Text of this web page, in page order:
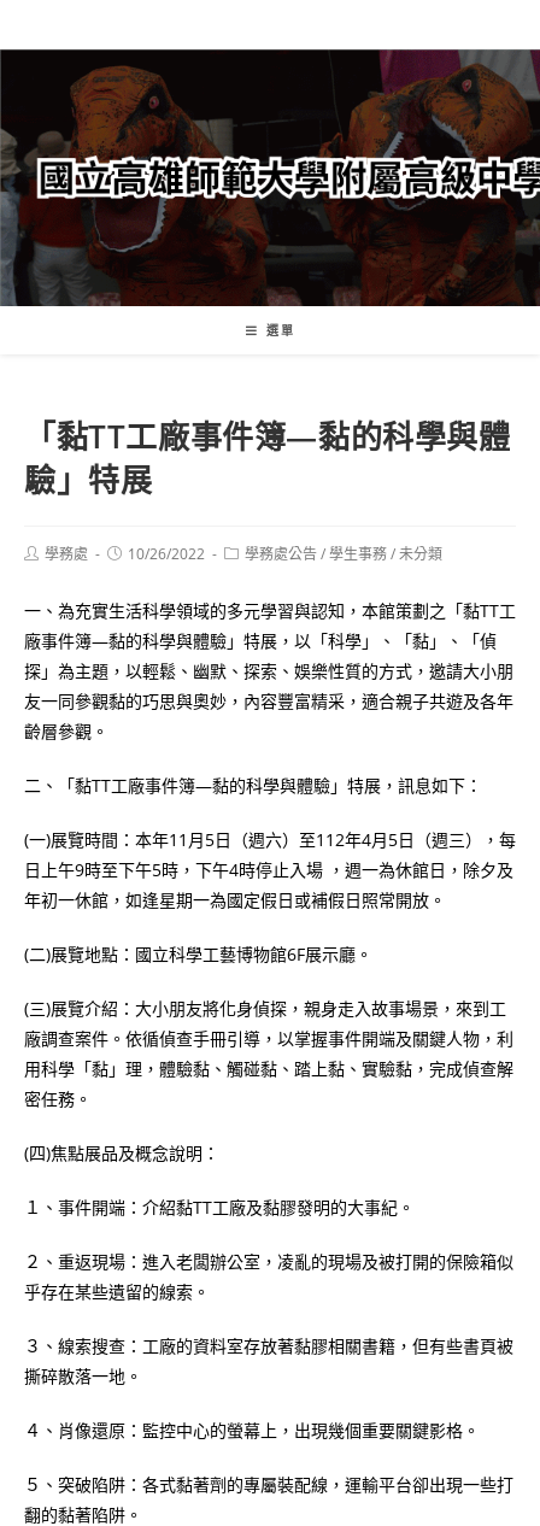
轉
要
內
容
選單
「黏TT工廠事件簿―黏的科學與體
驗」特展
Post學務處
Post10/26/2022
Post學務處公告/學生事務/未分類
一、為充實生活科學領域的多元學習與認知，本館策劃之「黏TT工
廠事件簿―黏的科學與體驗」特展，以「科學」、「黏」、「偵
探」為主題，以輕鬆、幽默、探索、娛樂性質的方式，邀請大小朋
友一同參觀黏的巧思與奧妙，內容豐富精采，適合親子共遊及各年
齡層參觀。
二、「黏TT工廠事件簿―黏的科學與體驗」特展，訊息如下：
(一)展覽時間：本年11月5日（週六）至112年4月5日（週三），每
日上午9時至下午5時，下午4時停止入場 ，週一為休館日，除夕及
年初一休館，如逢星期一為國定假日或補假日照常開放。
(二)展覽地點：國立科學工藝博物館6F展示廳。
(三)展覽介紹：大小朋友將化身偵探，親身走入故事場景，來到工
廠調查案件。依循偵查手冊引導，以掌握事件開端及關鍵人物，利
用科學「黏」理，體驗黏、觸碰黏、踏上黏、實驗黏，完成偵查解
密任務。
(四)焦點展品及概念說明：
１、事件開端：介紹黏TT工廠及黏膠發明的大事紀。
２、重返現場：進入老闆辦公室，凌亂的現場及被打開的保險箱似
乎存在某些遺留的線索。
３、線索搜查：工廠的資料室存放著黏膠相關書籍，但有些書頁被
撕碎散落一地。
４、肖像還原：監控中心的螢幕上，出現幾個重要關鍵影格。
５、突破陷阱：各式黏著劑的專屬裝配線，運輸平台卻出現一些打
翻的黏著陷阱。